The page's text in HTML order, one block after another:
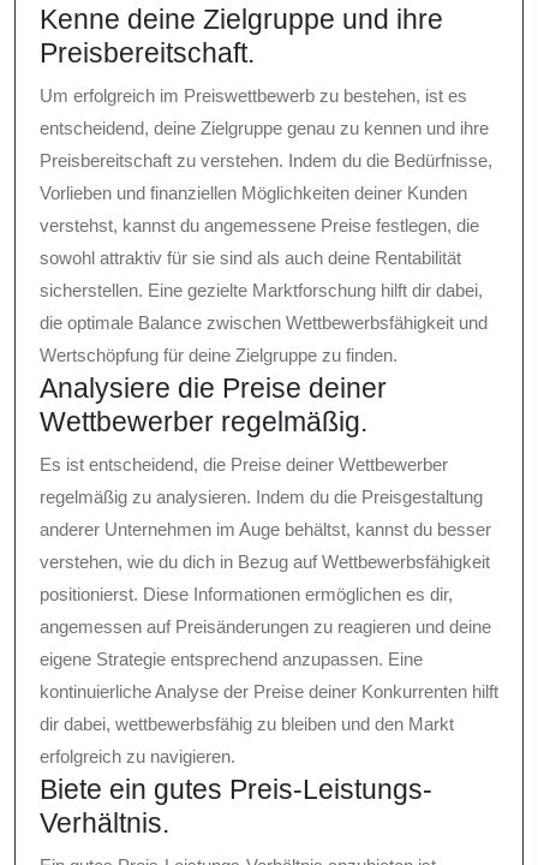
Kenne deine Zielgruppe und ihre
Preisbereitschaft.
Um erfolgreich im Preiswettbewerb zu bestehen, ist es
entscheidend, deine Zielgruppe genau zu kennen und ihre
Preisbereitschaft zu verstehen. Indem du die Bedürfnisse,
Vorlieben und finanziellen Möglichkeiten deiner Kunden
verstehst, kannst du angemessene Preise festlegen, die
sowohl attraktiv für sie sind als auch deine Rentabilität
sicherstellen. Eine gezielte Marktforschung hilft dir dabei,
die optimale Balance zwischen Wettbewerbsfähigkeit und
Wertschöpfung für deine Zielgruppe zu finden.
Analysiere die Preise deiner
Wettbewerber regelmäßig.
Es ist entscheidend, die Preise deiner Wettbewerber
regelmäßig zu analysieren. Indem du die Preisgestaltung
anderer Unternehmen im Auge behältst, kannst du besser
verstehen, wie du dich in Bezug auf Wettbewerbsfähigkeit
positionierst. Diese Informationen ermöglichen es dir,
angemessen auf Preisänderungen zu reagieren und deine
eigene Strategie entsprechend anzupassen. Eine
kontinuierliche Analyse der Preise deiner Konkurrenten hilft
dir dabei, wettbewerbsfähig zu bleiben und den Markt
erfolgreich zu navigieren.
Biete ein gutes Preis-Leistungs-
Verhältnis.